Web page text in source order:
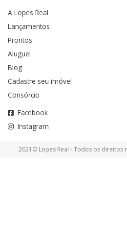
A Lopes Real
Lançamentos
Prontos
Aluguel
Blog
Cadastre seu imóvel
Consórcio
Facebook
Instagram
2021© Lopes Real - Todos os direitos